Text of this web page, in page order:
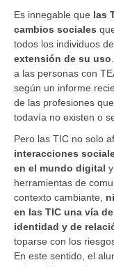
Es innegable que las
cambios sociales
todos los individuos
extensión de su uso
a las personas con
según un informe
de las profesiones
todavía no existen o
Pero las TIC no solo
interacciones
en el mundo digital
herramientas de
contexto cambiante,
en las TIC una vía
identidad y de
toparse con los
En este sentido, el